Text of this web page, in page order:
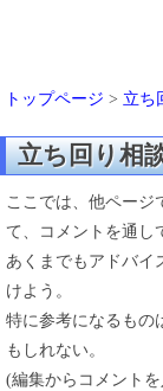
トップページ > 立ち
立ち回り相
ここでは、他ページ
て、コメントを通し
あくまでもアドバイ
けよう。
特に参考になるもの
もしれない。
(編集からコメント